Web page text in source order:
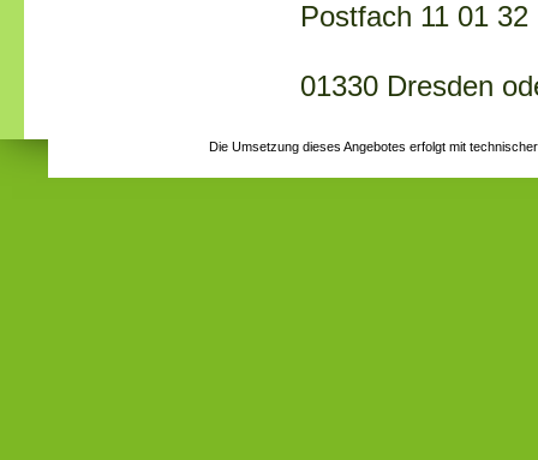
Postfach 11 01 32
01330 Dresden
Die Umsetzung dieses Angebotes erfolgt mit